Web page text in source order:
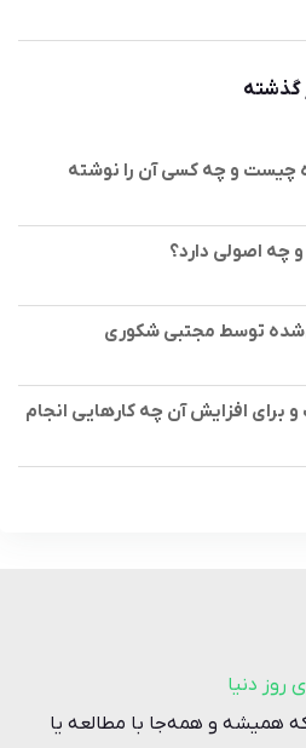
چیست و چه کسی آن را نوشته
چه اصولی دارد؟
توسط مجتبی شکوری
افزایش آن چه کارهایی انجام
روز دنیا
همیشه و همه‌جا با مطالعه یا